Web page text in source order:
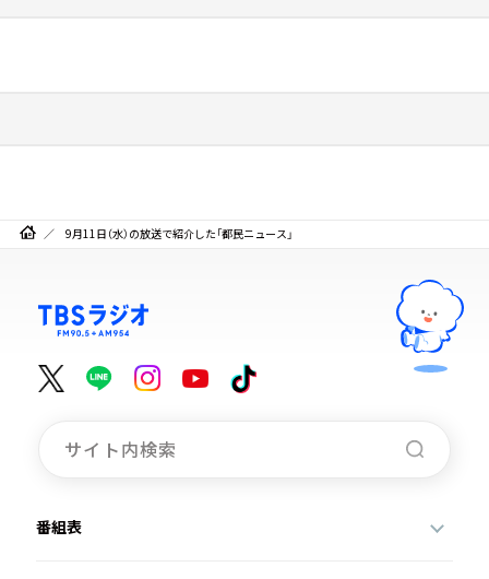
9月11日（水）の放送で紹介した「都民ニュース」
番組表